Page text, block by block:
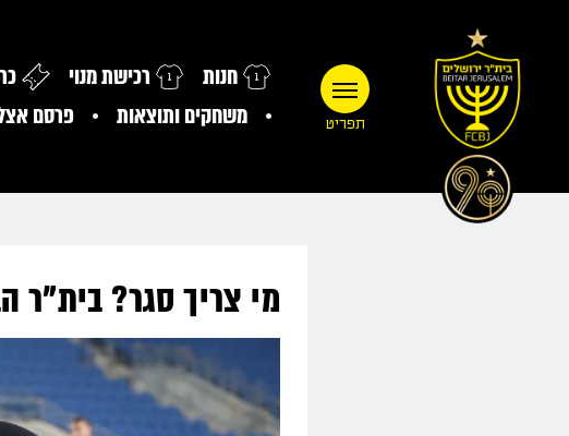
תפריט
חנות רכישת מנוי
משחקים ותוצאות
פרסם
מי צריך סגר? בית"ר הביסה